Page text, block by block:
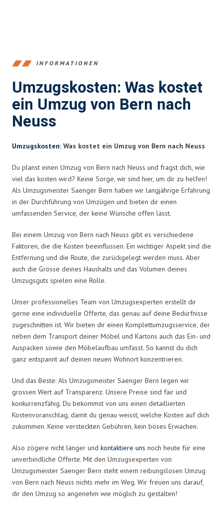
INFORMATIONEN
Umzugskosten: Was kostet
ein Umzug von Bern nach
Neuss
Umzugskosten: Was kostet ein Umzug von Bern nach Neuss
Du planst einen Umzug von Bern nach Neuss und fragst dich, wie
viel das kosten wird? Keine Sorge, wir sind hier, um dir zu helfen!
Als Umzugsmeister Saenger Bern haben wir langjährige Erfahrung
in der Durchführung von Umzügen und bieten dir einen
umfassenden Service, der keine Wünsche offen lässt.
Bei einem Umzug von Bern nach Neuss gibt es verschiedene
Faktoren, die die Kosten beeinflussen. Ein wichtiger Aspekt sind die
Entfernung und die Route, die zurückgelegt werden muss. Aber
auch die Grösse deines Haushalts und das Volumen deines
Umzugsguts spielen eine Rolle.
Unser professionelles Team von Umzugsexperten erstellt dir
gerne eine individuelle Offerte, das genau auf deine Bedürfnisse
zugeschnitten ist. Wir bieten dir einen Komplettumzugsservice, der
neben dem Transport deiner Möbel und Kartons auch das Ein- und
Auspacken sowie den Möbelaufbau umfasst. So kannst du dich
ganz entspannt auf deinen neuen Wohnort konzentrieren.
Und das Beste: Als Umzugsmeister Saenger Bern legen wir
grossen Wert auf Transparenz. Unsere Preise sind fair und
konkurrenzfähig. Du bekommst von uns einen detaillierten
Kostenvoranschlag, damit du genau weisst, welche Kosten auf dich
zukommen. Keine versteckten Gebühren, kein böses Erwachen.
Also zögere nicht länger und kontaktiere uns noch heute für eine
unverbindliche Offerte. Mit den Umzugsexperten von
Umzugsmeister Saenger Bern steht einem reibungslosen Umzug
von Bern nach Neuss nichts mehr im Weg. Wir freuen uns darauf,
dir den Umzug so angenehm wie möglich zu gestalten!